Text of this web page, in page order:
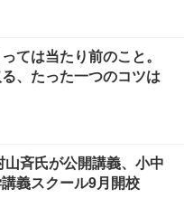
ては当たり前のこと。
る、たった一つのコツは
山斉氏が公開講義、小中
義スクール9月開校